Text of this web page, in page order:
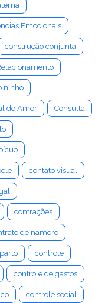
Emocionais
construção conjunta
ninho
do Amor Consulta
contato visual
contrações
de namoro
controle
controle de gastos
controle social